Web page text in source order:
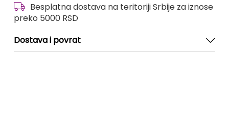
Besplatna dostava na teritoriji Srbije za iznose
preko 5000 RSD
Dostava i povrat